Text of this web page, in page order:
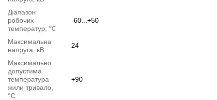
Діапазон
робочих
температур, ℃
-60...+50
Максимальна
напруга, кВ
24
Максимально
допустима
температура
жили тривало,
°С
+90